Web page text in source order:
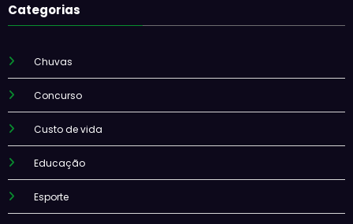
Categorias
Chuvas
Concurso
Custo de vida
Educação
Esporte